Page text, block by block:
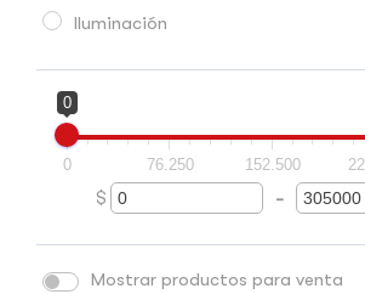
Iluminación
0
0 76.250 152.500
$
Minimum
-
Maximum
Mostrar productos para venta